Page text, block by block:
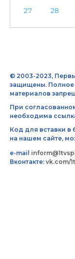
27
28
© 2003-2023,
защищены. Полное
материалов
При
необходима
Код для вставки в
на нашем сайте,
e-mail
Вконтакте: vk.com/